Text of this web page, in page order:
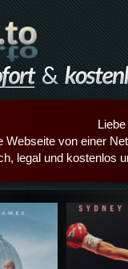
Webseite von einer
legal und kostenlos